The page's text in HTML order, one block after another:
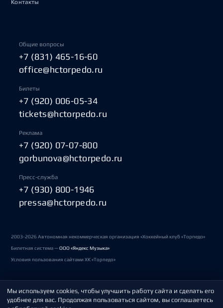
Контакты
Общие вопросы
+7 (831) 465-16-60
office@hctorpedo.ru
Билеты
+7 (920) 006-05-34
tickets@hctorpedo.ru
Реклама
+7 (920) 07-07-800
gorbunova@hctorpedo.ru
Пресс-служба
+7 (930) 800-1946
pressa@hctorpedo.ru
2003-2026 Автономная некоммерческая организация «Хоккейный клуб «Торпедо»
Билетная система —ООО «Яндекс Музыка»
Условия пользования сайтами ХК «Торпедо»
Политика обработки персональных данных
Мы используем cookies, чтобы улучшить работу сайта и сделать его
удобнее для вас. Продолжая пользоваться сайтом, вы соглашаетесь